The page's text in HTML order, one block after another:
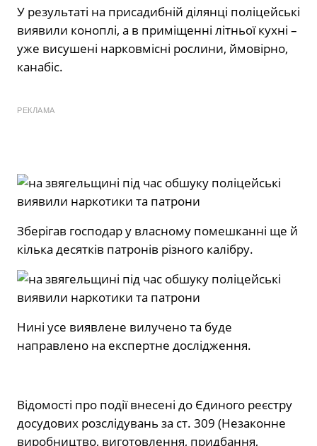
У результаті на присадибній ділянці поліцейські
виявили коноплі, а в приміщенні літньої кухні –
уже висушені нарковмісні рослини, ймовірно,
канабіс.
РЕКЛАМА
Зберігав господар у власному помешканні ще й
кілька десятків патронів різного калібру.
Нині усе виявлене вилучено та буде
направлено на експертне дослідження.
Відомості про події внесені до Єдиного реєстру
досудових розслідувань за ст. 309 (Незаконне
виробництво, виготовлення, придбання,